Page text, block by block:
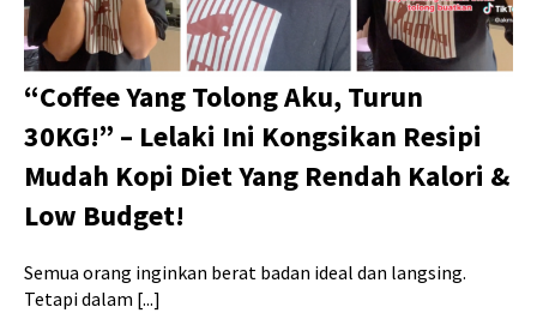
“Coffee Yang Tolong Aku, Turun
30KG!” – Lelaki Ini Kongsikan Resipi
Mudah Kopi Diet Yang Rendah Kalori &
Low Budget!
Semua orang inginkan berat badan ideal dan langsing.
Tetapi dalam [...]